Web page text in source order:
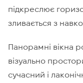
підкреслює
зливається з
Панорамні вікна
візуально
сучасний і